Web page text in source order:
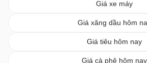
Giá xe máy
Giá xăng dầu hôm
Giá tiêu hôm nay
Giá cà phê hôm nay